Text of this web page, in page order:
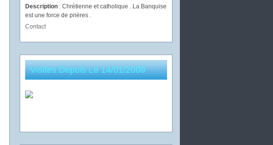
Description : Chrétienne et catholique . La Banquise
est une force de prières .
Contact
Visites Depuis Le 14/01/2009